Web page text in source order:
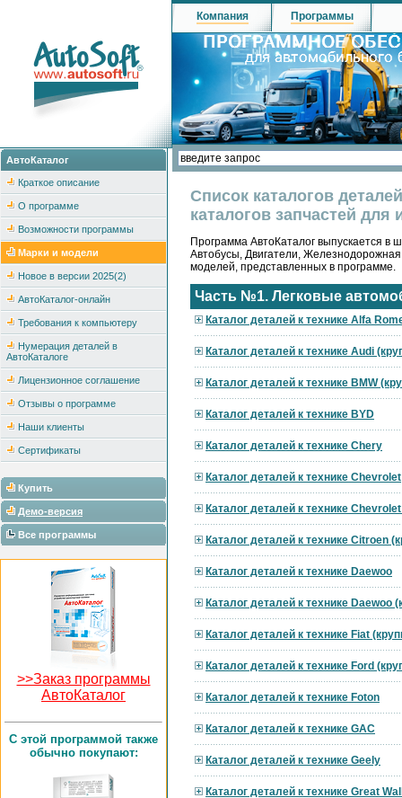
АвтоКаталог
Краткое описание
О программе
Возможности программы
Марки и модели
Новое в версии 2025(2)
АвтоКаталог-онлайн
Требования к компьютеру
Нумерация деталей в
АвтоКаталоге
Лицензионное соглашение
Отзывы о программе
Наши клиенты
Сертификаты
Купить
Демо-версия
Все программы
>>Заказ программы
АвтоКаталог
C этой программой также
обычно покупают:
Компания Программы
Список каталогов
каталогов запчастей для
Программа АвтоКаталог выпускается в
Автобусы, Двигатели,
моделей, представленных в программе.
Часть №1. Легковые
Каталог деталей к технике Alfa
Каталог деталей к технике Audi
Каталог деталей к технике BMW
Каталог деталей к технике BYD
Каталог деталей к технике Chery
Каталог деталей к технике Chevrolet
Каталог деталей к технике
Каталог деталей к технике Citroen
Каталог деталей к технике Daewoo
Каталог деталей к технике Daewoo
Каталог деталей к технике Fiat
Каталог деталей к технике Ford
Каталог деталей к технике Foton
Каталог деталей к технике GAC
Каталог деталей к технике Geely
Каталог деталей к технике Great